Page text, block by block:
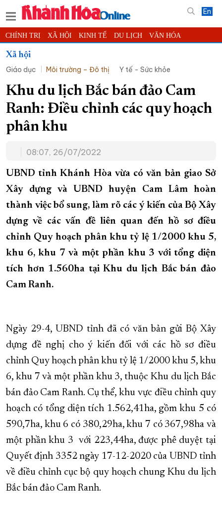
En
CHÍNH TRỊ XÃ HỘI KINH TẾ DU LỊCH VĂN HÓA
THỂ THAO
KHOA HỌC - CÔNG NGHỆ PHÁP LUẬT BẠN ĐỌC
THẾ GIỚI MULTIMEDIA VIDEO ĐỌC BÁO ONLINE
PODCAST THÔNG TIN - QUẢNG CÁO
QUY HOẠCH TỈNH KHÁNH HÒA
CHUNG TAY CẢI CÁCH HÀNH CHÍNH
XÂY DỰNG NÔNG THÔN MỚI LỊCH CẮT ĐIỆN
TÀU - XE - MÁY BAY
KỶ NIỆM 370 NĂM XÂY DỰNG VÀ PHÁT TRIỂN TỈNH KHÁNH HÒA
KHOẢNH KHẮC ĐẸP XỨ TRẦM
XÂY DỰNG KHÁNH HÒA TRỞ THÀNH THÀNH PHỐ TRỰC THUỘC
ĐẠI HỘI ĐẢNG CÁC CẤP TRANG CHỦ VỀ BÁO KHÁNH HÒA
Xã hội
Giáo dục
Môi trường – Đô thị Y tế - Sức khỏe
Khu du lịch Bắc bán đảo Cam
Ranh: Điều chỉnh các quy hoạch
phân khu
08:07, 26/07/2022
UBND tỉnh Khánh Hòa vừa có văn bản giao Sở
Xây dựng và UBND huyện Cam Lâm hoàn
thành việc bổ sung, làm rõ các ý kiến của Bộ Xây
dựng về các vấn đề liên quan đến hồ sơ điều
chỉnh Quy hoạch phân khu tỷ lệ 1/2000 khu 5,
khu 6, khu 7 và một phần khu 3 với tổng diện
tích hơn 1.560ha tại Khu du lịch Bắc bán đảo
Cam Ranh.
Ngày 29-4, UBND tỉnh đã có văn bản gửi Bộ Xây
dựng đề nghị cho ý kiến đối với các hồ sơ điều
chỉnh Quy hoạch phân khu tỷ lệ 1/2000 khu 5, khu
6, khu 7 và một phần khu 3, thuộc Khu du lịch Bắc
bán đảo Cam Ranh. Cụ thể, khu vực điều chỉnh quy
hoạch có tổng diện tích 1.562,41ha, gồm khu 5 có
590,7ha, khu 6 có 380,29ha, khu 7 có 367,98ha và
một phần khu 3 với 223,44ha, được phê duyệt tại
Quyết định 3352 ngày 17-12-2020 của UBND tỉnh
về điều chỉnh cục bộ quy hoạch chung Khu du lịch
Bắc bán đảo Cam Ranh.